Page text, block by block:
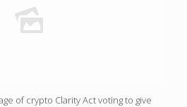
of crypto Clarity Act voting to give